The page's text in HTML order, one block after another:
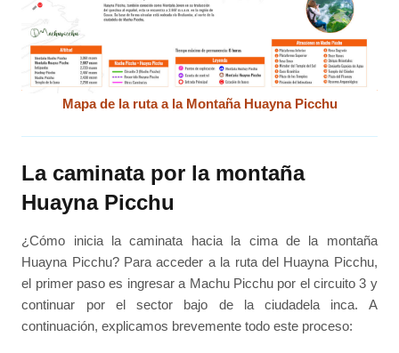
Mapa de la ruta a la Montaña Huayna Picchu
La caminata por la montaña
Huayna Picchu
¿Cómo inicia la caminata hacia la cima de la montaña
Huayna Picchu? Para acceder a la ruta del Huayna Picchu,
el primer paso es ingresar a Machu Picchu por el circuito 3 y
continuar por el sector bajo de la ciudadela inca. A
continuación, explicamos brevemente todo este proceso: